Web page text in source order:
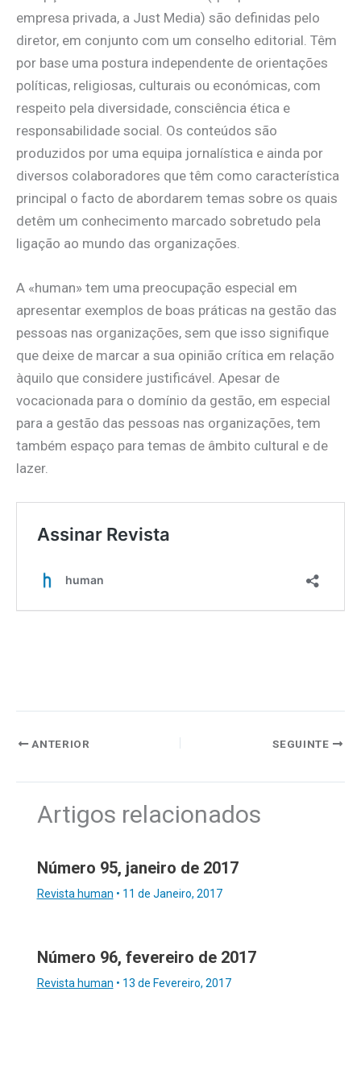
empresa privada, a Just Media) são definidas pelo
diretor, em conjunto com um conselho editorial. Têm
por base uma postura independente de orientações
políticas, religiosas, culturais ou económicas, com
respeito pela diversidade, consciência ética e
responsabilidade social. Os conteúdos são
produzidos por uma equipa jornalística e ainda por
diversos colaboradores que têm como característica
principal o facto de abordarem temas sobre os quais
detêm um conhecimento marcado sobretudo pela
ligação ao mundo das organizações.
A «human» tem uma preocupação especial em
apresentar exemplos de boas práticas na gestão das
pessoas nas organizações, sem que isso signifique
que deixe de marcar a sua opinião crítica em relação
àquilo que considere justificável. Apesar de
vocacionada para o domínio da gestão, em especial
para a gestão das pessoas nas organizações, tem
também espaço para temas de âmbito cultural e de
lazer.
ANTERIOR SEGUINTE
Artigos relacionados
Número 95, janeiro de 2017
Revista human • 11 de Janeiro, 2017
Número 96, fevereiro de 2017
Revista human • 13 de Fevereiro, 2017